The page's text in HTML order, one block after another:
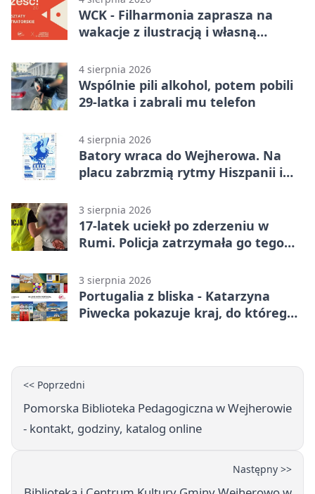
WCK - Filharmonia zaprasza na
wakacje z ilustracją i własną
4 sierpnia 2026
Wspólnie pili alkohol, potem pobili
29-latka i zabrali mu telefon
4 sierpnia 2026
Batory wraca do Wejherowa. Na
placu zabrzmią rytmy Hiszpanii i
3 sierpnia 2026
17-latek uciekł po zderzeniu w
Rumi. Policja zatrzymała go tego
3 sierpnia 2026
Portugalia z bliska - Katarzyna
Piwecka pokazuje kraj, do którego
<< Poprzedni
Pomorska Biblioteka Pedagogiczna w Wejherowie
- kontakt, godziny, katalog online
Następny >>